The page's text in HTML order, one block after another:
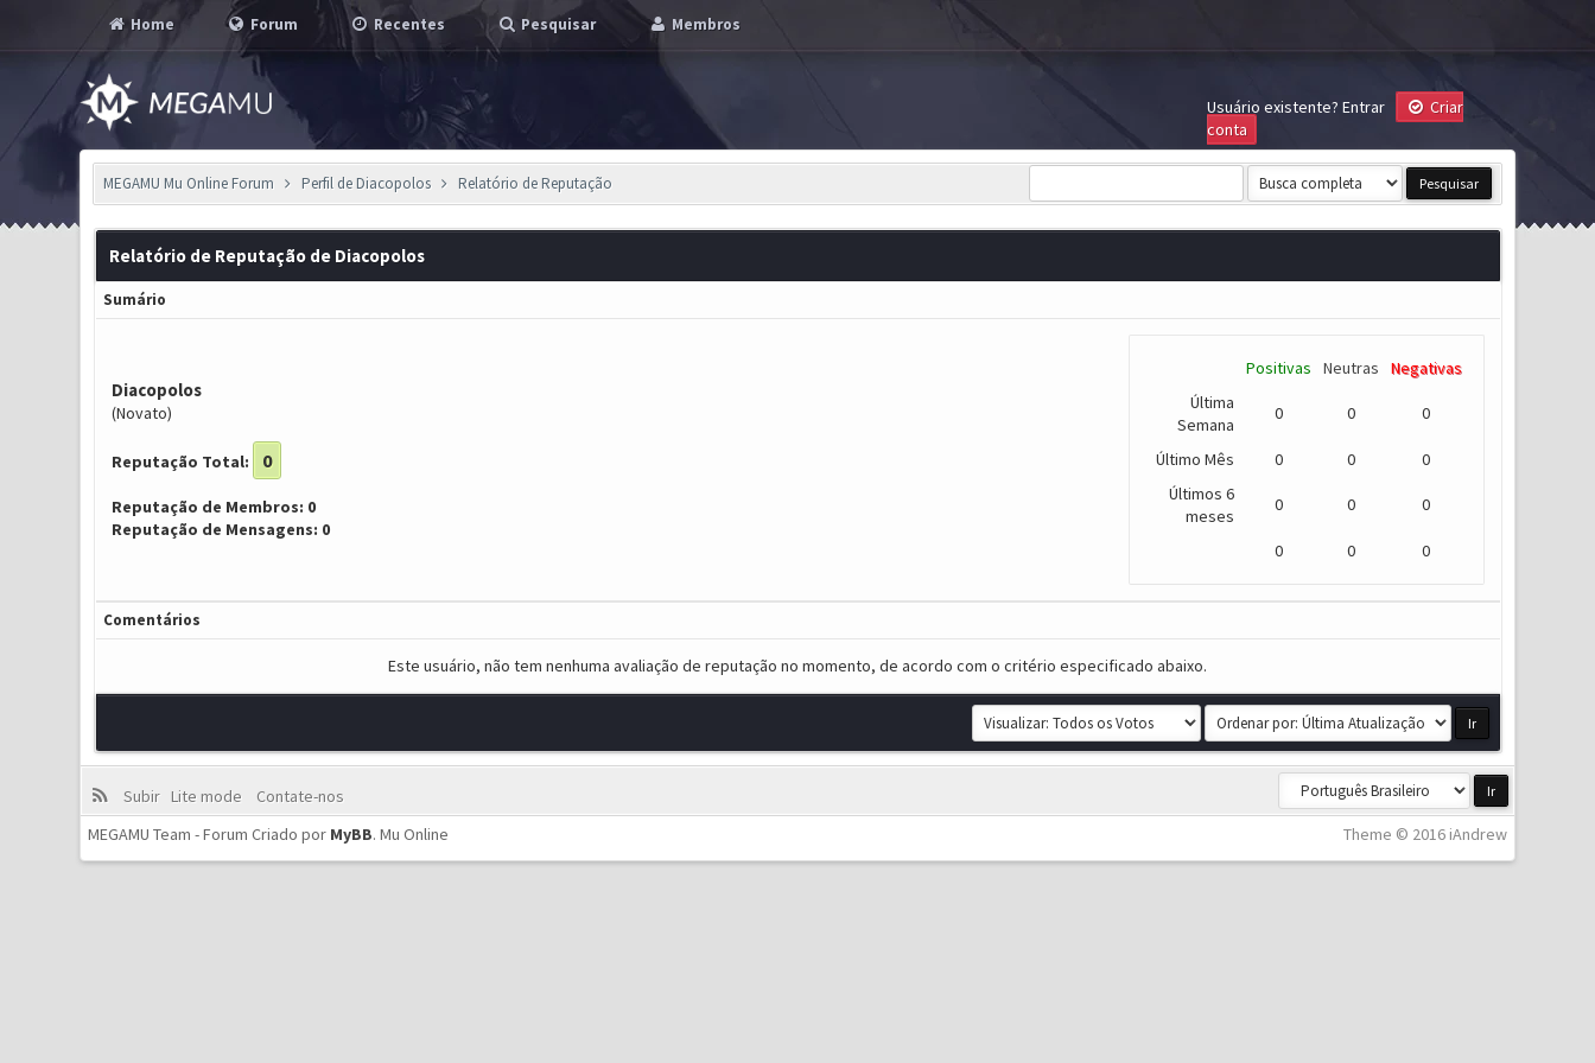
Home Forum Recentes Pesquisar Membros
Usuário existente? Entrar
Criar
conta
MEGAMU Mu Online Forum Perfil de Diacopolos Relatório de Reputação
Relatório de Reputação de Diacopolos
Sumário
Diacopolos
(Novato)
Reputação Total: 0
Reputação de Membros: 0
Reputação de Mensagens: 0
Positivas Neutras
Negativas
Última
Semana
0 0 0
Último Mês 0 0
0
Últimos 6
meses
0 0 0
0 0 0
Comentários
Este usuário, não tem nenhuma avaliação de reputação no momento, de acordo com o critério especificado abaixo.
Subir Lite mode
Contate-nos
Theme © 2016 iAndrew
MEGAMU Team - Forum Criado por MyBB.Mu Online